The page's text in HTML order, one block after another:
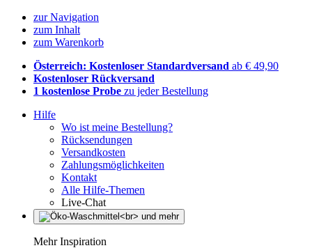
zur Navigation
zum Inhalt
zum Warenkorb
Österreich: Kostenloser Standardversand ab € 49,90
Kostenloser Rückversand
1 kostenlose Probe zu jeder Bestellung
Hilfe
Wo ist meine Bestellung?
Rücksendungen
Versandkosten
Zahlungsmöglichkeiten
Kontakt
Alle Hilfe-Themen
Live-Chat
Mehr Inspiration